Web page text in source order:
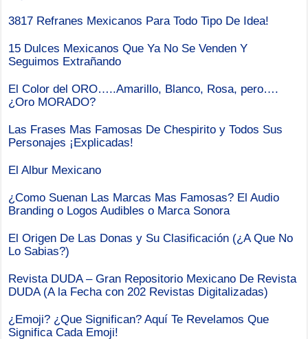
3817 Refranes Mexicanos Para Todo Tipo De Idea!
15 Dulces Mexicanos Que Ya No Se Venden Y
Seguimos Extrañando
El Color del ORO…..Amarillo, Blanco, Rosa, pero….
¿Oro MORADO?
Las Frases Mas Famosas De Chespirito y Todos Sus
Personajes ¡Explicadas!
El Albur Mexicano
¿Como Suenan Las Marcas Mas Famosas? El Audio
Branding o Logos Audibles o Marca Sonora
El Origen De Las Donas y Su Clasificación (¿A Que No
Lo Sabias?)
Revista DUDA – Gran Repositorio Mexicano De Revista
DUDA (A la Fecha con 202 Revistas Digitalizadas)
¿Emoji? ¿Que Significan? Aquí Te Revelamos Que
Significa Cada Emoji!